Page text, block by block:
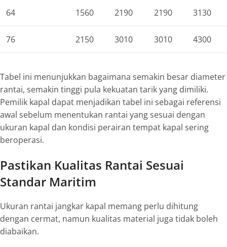
64 1560 2190 2190 3130
76 2150 3010 3010 4300
Tabel ini menunjukkan bagaimana semakin besar diameter
rantai, semakin tinggi pula kekuatan tarik yang dimiliki.
Pemilik kapal dapat menjadikan tabel ini sebagai referensi
awal sebelum menentukan rantai yang sesuai dengan
ukuran kapal dan kondisi perairan tempat kapal sering
beroperasi.
Pastikan Kualitas Rantai Sesuai
Standar Maritim
Ukuran rantai jangkar kapal memang perlu dihitung
dengan cermat, namun kualitas material juga tidak boleh
diabaikan.